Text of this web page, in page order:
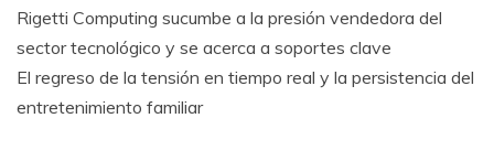
Rigetti Computing sucumbe a la presión vendedora del
sector tecnológico y se acerca a soportes clave
El regreso de la tensión en tiempo real y la persistencia del
entretenimiento familiar